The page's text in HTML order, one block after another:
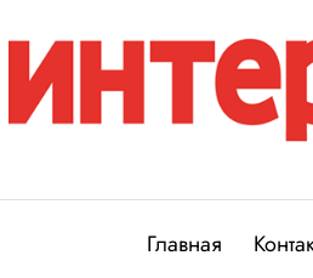
Журнал
Главная